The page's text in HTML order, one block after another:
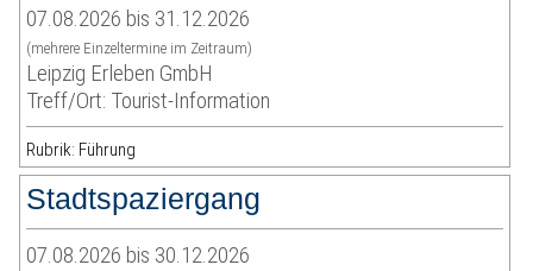
07.08.2026 bis 31.12.2026
(mehrere Einzeltermine im Zeitraum)
Leipzig Erleben GmbH
Treff/Ort: Tourist-Information
Rubrik: Führung
Stadtspaziergang
07.08.2026 bis 30.12.2026